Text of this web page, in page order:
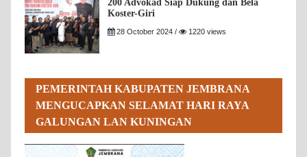
200 Advokad Siap Dukung dan Bela
Koster-Giri
28 October 2024 / 1220 views
PEMERINTAH KABUPATEN JEMBRANA
MENGUCAPKAN SELAMAT HARI RAYA
GALUNGAN LAN KUNINGAN